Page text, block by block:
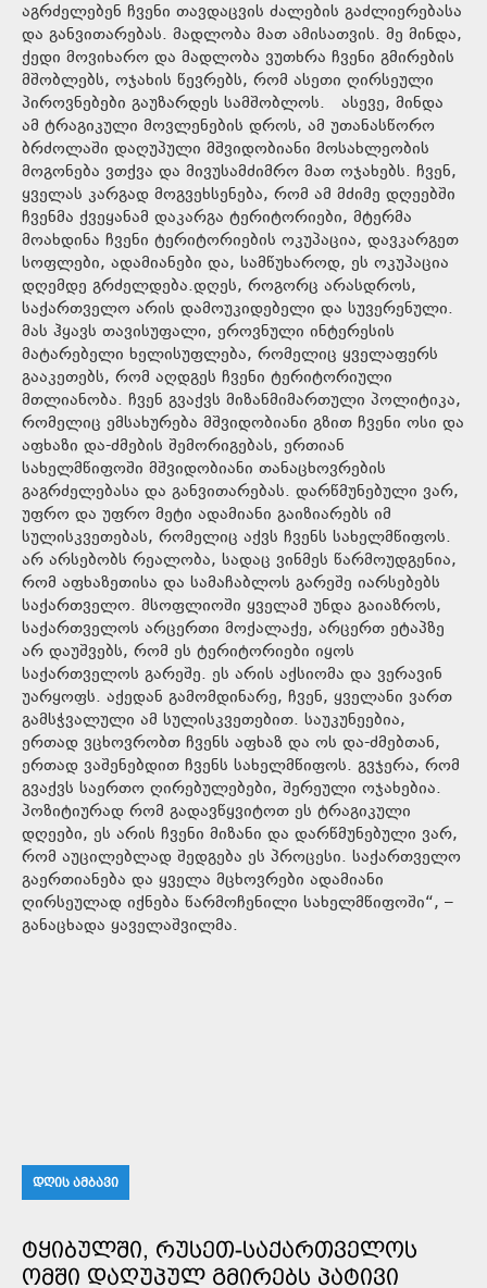
აგრძელებენ ჩვენი თავდაცვის ძალების გაძლიერებასა
და განვითარებას. მადლობა მათ ამისათვის. მე მინდა,
ქედი მოვიხარო და მადლობა ვუთხრა ჩვენი გმირების
მშობლებს, ოჯახის წევრებს, რომ ასეთი ღირსეული
პიროვნებები გაუზარდეს სამშობლოს. ასევე, მინდა
ამ ტრაგიკული მოვლენების დროს, ამ უთანასწორო
ბრძოლაში დაღუპული მშვიდობიანი მოსახლეობის
მოგონება ვთქვა და მივუსამძიმრო მათ ოჯახებს. ჩვენ,
ყველას კარგად მოგვეხსენება, რომ ამ მძიმე დღეებში
ჩვენმა ქვეყანამ დაკარგა ტერიტორიები, მტერმა
მოახდინა ჩვენი ტერიტორიების ოკუპაცია, დავკარგეთ
სოფლები, ადამიანები და, სამწუხაროდ, ეს ოკუპაცია
დღემდე გრძელდება.დღეს, როგორც არასდროს,
საქართველო არის დამოუკიდებელი და სუვერენული.
მას ჰყავს თავისუფალი, ეროვნული ინტერესის
მატარებელი ხელისუფლება, რომელიც ყველაფერს
გააკეთებს, რომ აღდგეს ჩვენი ტერიტორიული
მთლიანობა. ჩვენ გვაქვს მიზანმიმართული პოლიტიკა,
რომელიც ემსახურება მშვიდობიანი გზით ჩვენი ოსი და
აფხაზი და-ძმების შემორიგებას, ერთიან
სახელმწიფოში მშვიდობიანი თანაცხოვრების
გაგრძელებასა და განვითარებას. დარწმუნებული ვარ,
უფრო და უფრო მეტი ადამიანი გაიზიარებს იმ
სულისკვეთებას, რომელიც აქვს ჩვენს სახელმწიფოს.
არ არსებობს რეალობა, სადაც ვინმეს წარმოუდგენია,
რომ აფხაზეთისა და სამაჩაბლოს გარეშე იარსებებს
საქართველო. მსოფლიოში ყველამ უნდა გაიაზროს,
საქართველოს არცერთი მოქალაქე, არცერთ ეტაპზე
არ დაუშვებს, რომ ეს ტერიტორიები იყოს
საქართველოს გარეშე. ეს არის აქსიომა და ვერავინ
უარყოფს. აქედან გამომდინარე, ჩვენ, ყველანი ვართ
გამსჭვალული ამ სულისკვეთებით. საუკუნეებია,
ერთად ვცხოვრობთ ჩვენს აფხაზ და ოს და-ძმებთან,
ერთად ვაშენებდით ჩვენს სახელმწიფოს. გვჯერა, რომ
გვაქვს საერთო ღირებულებები, შერეული ოჯახებია.
პოზიტიურად რომ გადავწყვიტოთ ეს ტრაგიკული
დღეები, ეს არის ჩვენი მიზანი და დარწმუნებული ვარ,
რომ აუცილებლად შედგება ეს პროცესი. საქართველო
გაერთიანება და ყველა მცხოვრები ადამიანი
ღირსეულად იქნება წარმოჩენილი სახელმწიფოში“, –
განაცხადა ყაველაშვილმა.
ᲓᲦᲘᲡ ᲐᲛᲑᲐᲕᲘ
ᲢᲧᲘᲑᲣᲚᲨᲘ, ᲠᲣᲡᲔᲗ-ᲡᲐᲥᲐᲠᲗᲕᲔᲚᲝᲡ
ᲝᲛᲨᲘ ᲓᲐᲦᲣᲞᲣᲚ ᲒᲛᲘᲠᲔᲑᲡ ᲞᲐᲢᲘᲕᲘ